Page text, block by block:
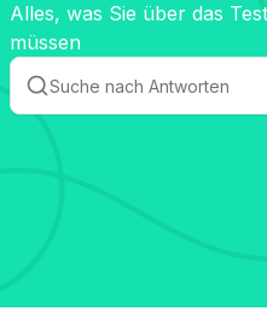
Alles, was Sie über das
müssen